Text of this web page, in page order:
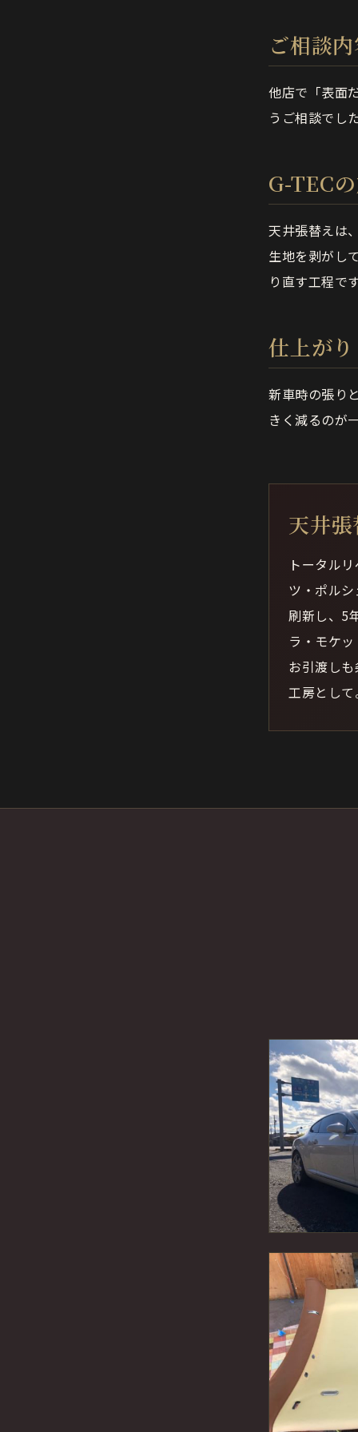
ご相談
他店で「表面
うご相談でし
G-TEC
天井張替えは
生地を剥がし
り直す工程で
仕上がり
新車時の張り
きく減るのが
天井
トータル
ツ・ポル
刷新し、5
ラ・モケ
お引渡し
工房とし